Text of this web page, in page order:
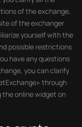
of the exchange,
of the exchanger
yourself with the
possible restrictions
have any questions
you can clarify
through
online widget on